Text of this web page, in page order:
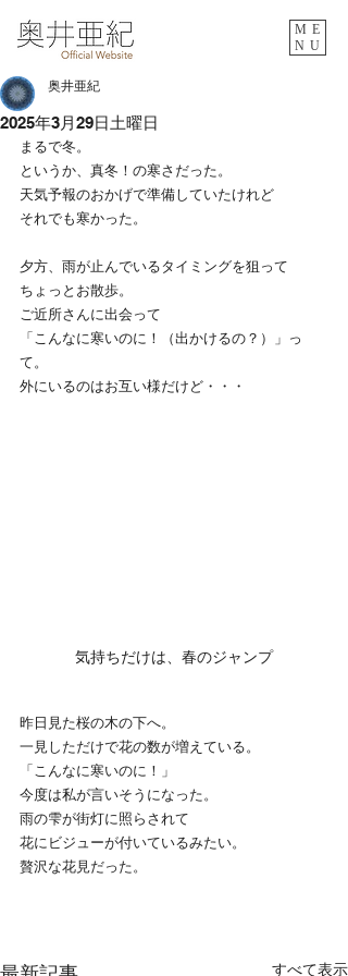
ME
NU
2025年3月29日土曜日
奥井亜紀
まるで冬。
というか、真冬！の寒さだった。
天気予報のおかげで準備していたけれど
それでも寒かった。
夕方、雨が止んでいるタイミングを狙って
ちょっとお散歩。
ご近所さんに出会って
「こんなに寒いのに！（出かけるの？）」っ
て。
外にいるのはお互い様だけど・・・
気持ちだけは、春のジャンプ
昨日見た桜の木の下へ。
一見しただけで花の数が増えている。
「こんなに寒いのに！」
今度は私が言いそうになった。
雨の雫が街灯に照らされて
花にビジューが付いているみたい。
贅沢な花見だった。
すべて表示